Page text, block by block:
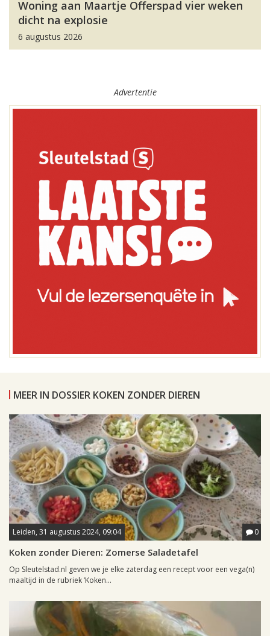
Woning aan Maartje Offerspad vier weken
dicht na explosie
6 augustus 2026
Advertentie
MEER IN DOSSIER KOKEN ZONDER DIEREN
Leiden, 31 augustus 2024, 09:04 0
Koken zonder Dieren: Zomerse Saladetafel
Op Sleutelstad.nl geven we je elke zaterdag een recept voor een vega(n)
maaltijd in de rubriek ‘Koken...